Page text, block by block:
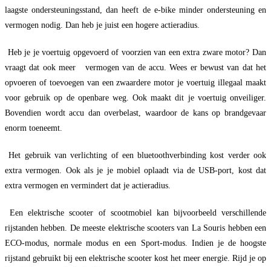
laagste ondersteuningsstand, dan heeft de e-bike minder ondersteuning en
vermogen nodig. Dan heb je juist een hogere actieradius.
Heb je je voertuig opgevoerd of voorzien van een extra zware motor? Dan
vraagt dat ook meer vermogen van de accu. Wees er bewust van dat het
opvoeren of toevoegen van een zwaardere motor je voertuig illegaal maakt
voor gebruik op de openbare weg. Ook maakt dit je voertuig onveiliger.
Bovendien wordt accu dan overbelast, waardoor de kans op brandgevaar
enorm toeneemt.
Het gebruik van verlichting of een bluetoothverbinding kost verder ook
extra vermogen. Ook als je je mobiel oplaadt via de USB-port, kost dat
extra vermogen en vermindert dat je actieradius.
Een elektrische scooter of scootmobiel kan bijvoorbeeld verschillende
rijstanden hebben. De meeste elektrische scooters van La Souris hebben een
ECO-modus, normale modus en een Sport-modus. Indien je de hoogste
rijstand gebruikt bij een elektrische scooter kost het meer energie. Rijd je op